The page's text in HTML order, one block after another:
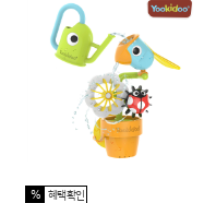
% 혜택확인